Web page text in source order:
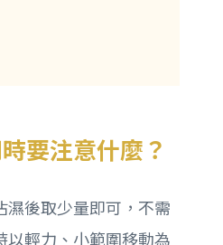
要注意什麼？
濕後取少量即可，不需
以輕力、小範圍移動為